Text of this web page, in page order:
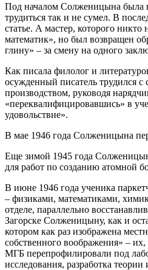
Под началом Солженицына была
трудиться так и не сумел. В
статье. А мастер, которого
математик», но был возвращен
глину» – за смену на одного
Как писала филолог и
осужденный писатель трудился
производством, руководя
«переквалифицировавшись» в
удовольствие».
В мае 1946 года Солженицына
Еще зимой 1945 года
для работ по созданию атомной
В июне 1946 года ученика
– физиками, математиками,
отделе, параллельно
Загорске Солженицыну, как и
котором как раз изображена
собственного воображения» –
МГБ перепрофилировали под
исследования, разработка